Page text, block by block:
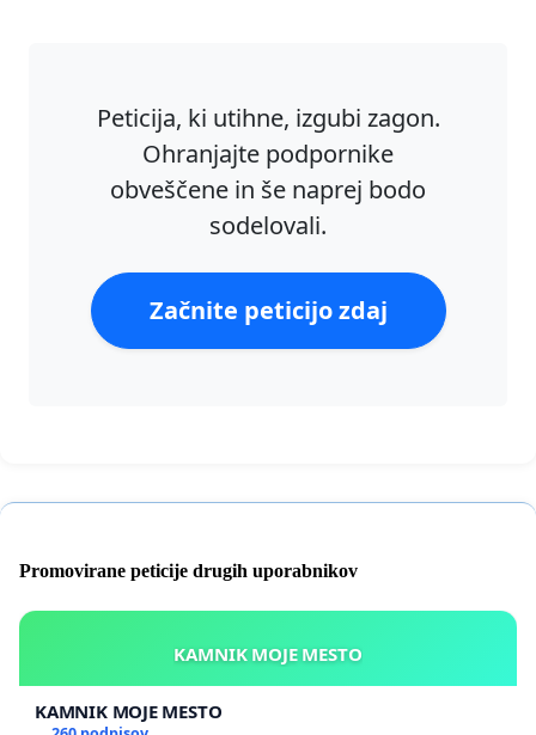
Peticija, ki utihne, izgubi zagon.
Ohranjajte podpornike
obveščene in še naprej bodo
sodelovali.
Začnite peticijo zdaj
Promovirane peticije drugih uporabnikov
KAMNIK MOJE MESTO
KAMNIK MOJE MESTO